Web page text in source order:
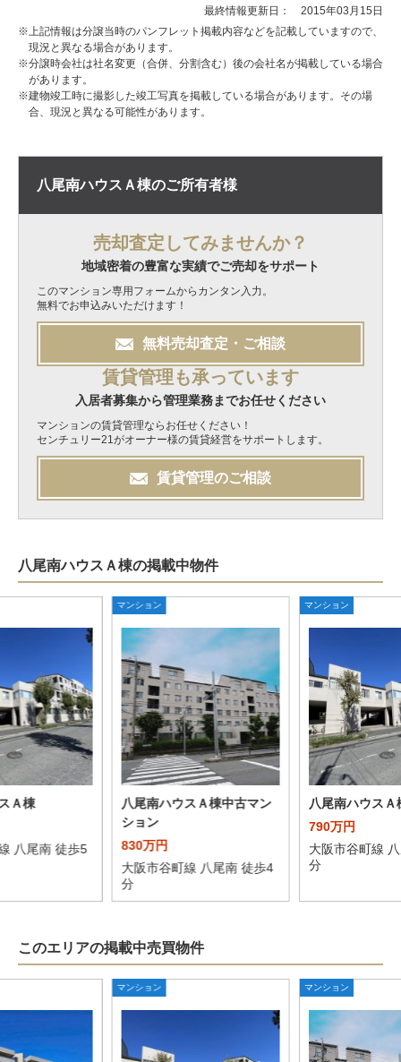
最終情報更新日： 2015年03月15日
※上記情報は分譲当時のパンフレット掲載内容などを記載していますので、
現況と異なる場合があります。
※分譲時会社は社名変更（合併、分割含む）後の会社名が掲載している場合
があります。
※建物竣工時に撮影した竣工写真を掲載している場合があります。その場
合、現況と異なる可能性があります。
八尾南ハウスＡ棟のご所有者様
売却査定してみませんか？
地域密着の豊富な実績でご売却をサポート
このマンション専用フォームからカンタン入力。
無料でお申込みいただけます！
無料売却査定・ご相談
賃貸管理も承っています
入居者募集から管理業務までお任せください
マンションの賃貸管理ならお任せください！
センチュリー21がオーナー様の賃貸経営をサポートします。
賃貸管理のご相談
八尾南ハウスＡ棟の掲載中物件
Ａ棟
八尾南 徒歩5
マンション
八尾南ハウスＡ棟中古マン
ション
830万円
大阪市谷町線 八尾南 徒歩4
分
マンション
八尾南ハウスＡ
790万円
大阪市谷町線
分
このエリアの掲載中売買物件
マンション マンション